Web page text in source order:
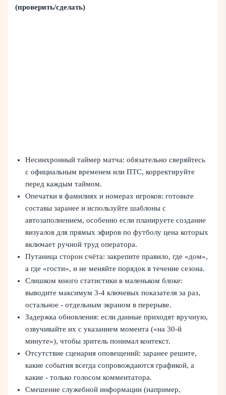
(проверить/сделать)
Несинхронный таймер матча: обязательно сверяйтесь
с официальным временем или ПТС, корректируйте
перед каждым таймом.
Опечатки в фамилиях и номерах игроков: готовьте
составы заранее и используйте шаблоны с
автозаполнением, особенно если планируете создание
визуалов для прямых эфиров по футболу цена которых
включает ручной труд оператора.
Путаница сторон счёта: закрепите правило, где «дом»,
а где «гости», и не меняйте порядок в течение сезона.
Слишком много статистики в маленьком блоке:
выводите максимум 3-4 ключевых показателя за раз,
остальное - отдельным экраном в перерыве.
Задержка обновления: если данные приходят вручную,
озвучивайте их с указанием момента («на 30‑й
минуте»), чтобы зритель понимал контекст.
Отсутствие сценария оповещений: заранее решите,
какие события всегда сопровождаются графикой, а
какие - только голосом комментатора.
Смешение служебной информации (например,